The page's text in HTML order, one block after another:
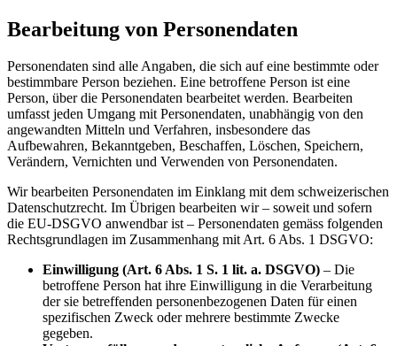
Bearbeitung von Personendaten
Personendaten sind alle Angaben, die sich auf eine bestimmte oder
bestimmbare Person beziehen. Eine betroffene Person ist eine
Person, über die Personendaten bearbeitet werden. Bearbeiten
umfasst jeden Umgang mit Personendaten, unabhängig von den
angewandten Mitteln und Verfahren, insbesondere das
Aufbewahren, Bekanntgeben, Beschaffen, Löschen, Speichern,
Verändern, Vernichten und Verwenden von Personendaten.
Wir bearbeiten Personendaten im Einklang mit dem schweizerischen
Datenschutzrecht. Im Übrigen bearbeiten wir – soweit und sofern
die EU-DSGVO anwendbar ist – Personendaten gemäss folgenden
Rechtsgrundlagen im Zusammenhang mit Art. 6 Abs. 1 DSGVO:
Einwilligung (Art. 6 Abs. 1 S. 1 lit. a. DSGVO) – Die
betroffene Person hat ihre Einwilligung in die Verarbeitung
der sie betreffenden personenbezogenen Daten für einen
spezifischen Zweck oder mehrere bestimmte Zwecke
gegeben.